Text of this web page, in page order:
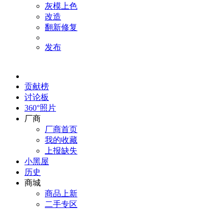
灰模上色
改造
翻新修复
发布
贡献榜
讨论板
360°照片
厂商
厂商首页
我的收藏
上报缺失
小黑屋
历史
商城
商品上新
二手专区